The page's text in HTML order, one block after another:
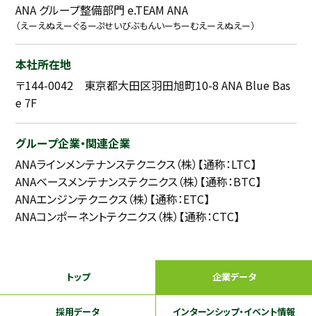
ANA グループ整備部門 e.TEAM ANA
（えーえぬえーぐるーぷせいびぶもんいーちーむえーえぬえー）
本社所在地
〒144-0042 東京都大田区羽田旭町10-8 ANA Blue Bas
e 7F
グループ企業・関連企業
ANAラインメンテナンステクニクス（株）【通称：LTC】
ANAベースメンテナンステクニクス（株）【通称：BTC】
ANAエンジンテクニクス（株）【通称：ETC】
ANAコンポーネントテクニクス（株）【通称：CTC】
トップ 企業データ
採用データ インターンシップ・イベント情報